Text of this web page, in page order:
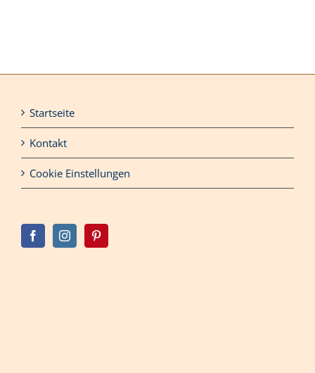
Startseite
Kontakt
Cookie Einstellungen